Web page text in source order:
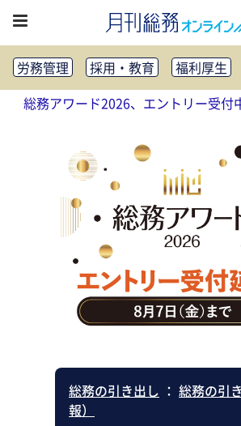
労務管理 採用・教育
福利厚生
健康経営
働き方改革
法務・コンプライアンス
リスクマネジメント・BCP
社外・社内広報
社外・社内コミュニケーション活性化
FM・オフィス移転
CSR・SDGs
テクノロジー活用・DX
助成金・補助金・コスト削減
アウトソーシング・BPO
調査・レ
総務アワード2026、エントリー受付
総務の引き出し ： 総務の引
報）